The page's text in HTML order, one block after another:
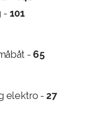
- 101
- 65
elektro - 27